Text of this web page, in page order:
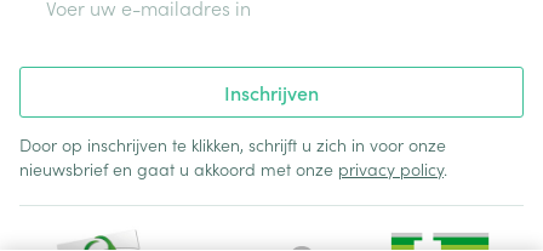
Inschrijven
Door op inschrijven te klikken, schrijft u zich in voor onze
nieuwsbrief en gaat u akkoord met onze privacy policy.